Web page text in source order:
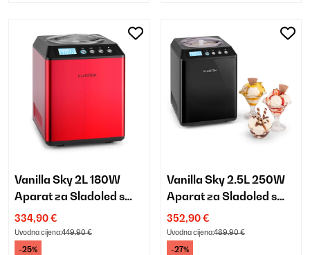
Vanilla Sky 2L 180W
Aparat za Sladoled s
Kompresorom Crvena
334,90 €
Uvodna cijena:449,90 €
-25%
Vanilla Sky 2.5L 250W
Aparat za Sladoled s
Kompresorom Crna
352,90 €
Uvodna cijena:489,90 €
-27%